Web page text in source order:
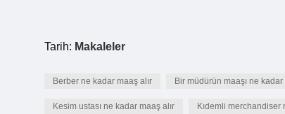
Tarih: Makaleler
Berber ne kadar maaş alır Bir müdürün maaşı ne kadar
Kesim ustası ne kadar maaş alır Kıdemli merchandiser